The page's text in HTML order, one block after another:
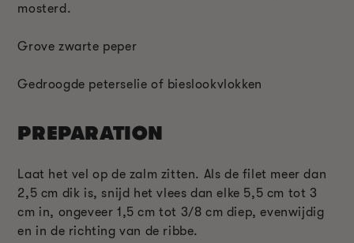
mosterd.
Grove zwarte peper
Gedroogde peterselie of bieslookvlokken
PREPARATION
Laat het vel op de zalm zitten. Als de filet meer dan
2,5 cm dik is, snijd het vlees dan elke 5,5 cm tot 3
cm in, ongeveer 1,5 cm tot 3/8 cm diep, evenwijdig
en in de richting van de ribbe.